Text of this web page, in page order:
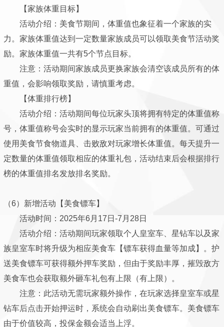
【家族体重目标】
活动介绍：美食节期间，体重值也象征着一个家族的实
力。家族体重值达到一定数量家族成员可以领取美食节活动奖
励。家族体重值一共有5个节点目标。
注意：活动期间家族成员更换家族会清空该成员所有的体
重值，会影响领取奖励，请慎重考虑。
【体重排行榜】
活动介绍：活动期间每位玩家头顶将拥有特定的体重值称
号，体重值称号会实时的显示玩家当前拥有的体重值。可通过
使用美食节食物道具、击败敌对玩家增长体重值。每天提升一
定数量的体重值领取相应的体重礼包，活动结束后会根据排行
榜的体重值排名发放排名奖励。
（6）新增活动【美食镖车】
活动时间：2025年6月17日-7月28日
活动介绍：活动期间玩家领取个人皇室车、星钻车以及家
族皇室车时将升级为相应美食车【镖车获得血量等加成】。护
送美食镖车可获得额外押车奖励，但由于奖励丰厚，摧毁敌方
美食车也会获取额外砸车礼包有上限（有上限）。
注意：此活动无需玩家额外操作，在玩家选择皇室车或星
钻车后点击开始押运时，系统会自动刷出美食镖车。美食镖车
由于价值较高，投保金额会适当上浮。